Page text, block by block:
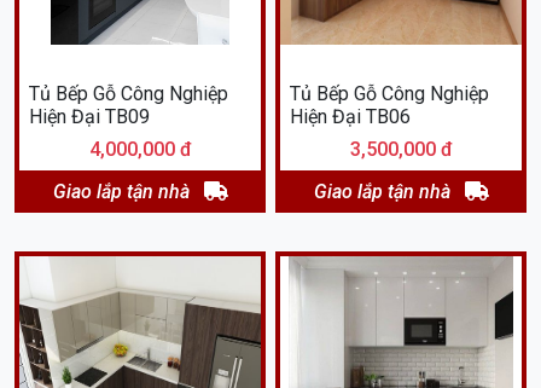
Tủ Bếp Gỗ Công Nghiệp
Hiện Đại TB09
4,000,000 đ
Giao lắp tận nhà
Tủ Bếp Gỗ Công Nghiệp
Hiện Đại TB06
3,500,000 đ
Giao lắp tận nhà